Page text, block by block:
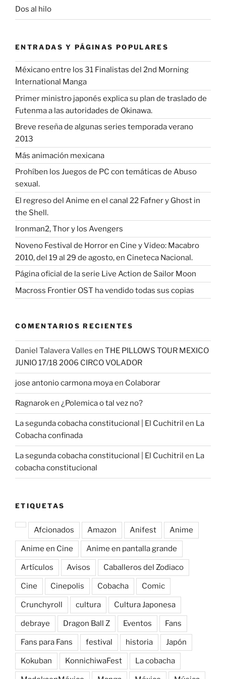
Dos al hilo
ENTRADAS Y PÁGINAS POPULARES
Méxicano entre los 31 Finalistas del 2nd Morning
International Manga
Primer ministro japonés explica su plan de traslado de
Futenma a las autoridades de Okinawa.
Breve reseña de algunas series temporada verano
2013
Más animación mexicana
Prohíben los Juegos de PC con temáticas de Abuso
sexual.
El regreso del Anime en el canal 22 Fafner y Ghost in
the Shell.
Ironman2, Thor y los Avengers
Noveno Festival de Horror en Cine y Video: Macabro
2010, del 19 al 29 de agosto, en Cineteca Nacional.
Página oficial de la serie Live Action de Sailor Moon
Macross Frontier OST ha vendido todas sus copias
COMENTARIOS RECIENTES
Daniel Talavera Valles en THE PILLOWS TOUR MEXICO
JUNIO 17/18 2006 CIRCO VOLADOR
jose antonio carmona moyaen Colaborar
Ragnaroken ¿Polemica o tal vez no?
La segunda cobacha constitucional | El Cuchitril en La
Cobacha confinada
La segunda cobacha constitucional | El Cuchitril en La
cobacha constitucional
ETIQUETAS
Afcionados Amazon Anifest Anime
Anime en Cine Anime en pantalla grande
Artículos Avisos Caballeros del Zodiaco
Cine Cinepolis Cobacha Comic
Crunchyroll cultura Cultura Japonesa
debraye Dragon Ball Z Eventos Fans
Fans para Fans festival historia Japón
Kokuban KonnichiwaFest La cobacha